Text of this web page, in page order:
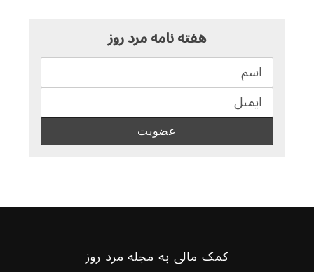
هفته نامه مرد روز
کمک مالی به مجله مرد روز